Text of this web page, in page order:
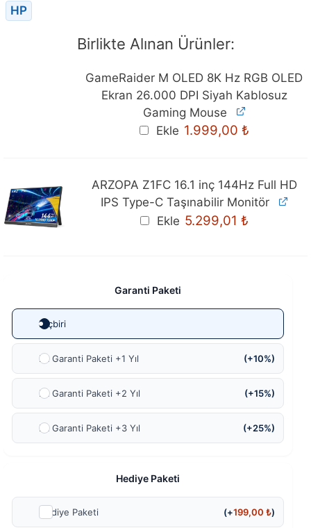
HP
Birlikte Alınan Ürünler:
GameRaider M OLED 8K Hz RGB OLED
Ekran 26.000 DPI Siyah Kablosuz
Gaming Mouse
Ekle 1.999,00 ₺
ARZOPA Z1FC 16.1 inç 144Hz Full HD
IPS Type-C Taşınabilir Monitör
Ekle 5.299,01 ₺
Garanti Paketi
Hiçbiri
Ek Garanti Paketi +1 Yıl (+10%)
Ek Garanti Paketi +2 Yıl (+15%)
Ek Garanti Paketi +3 Yıl (+25%)
Hediye Paketi
Hediye Paketi (+199,00₺)